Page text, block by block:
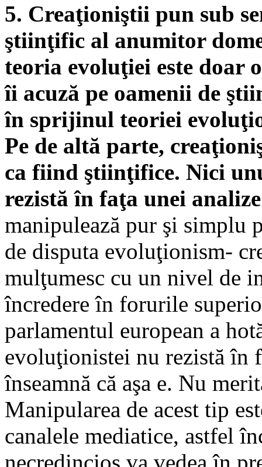
5. Creaţioniştii pun sub
ştiinţific al anumitor
teoria evoluţiei este doar
îi acuză pe oamenii de
în sprijinul teoriei
Pe de altă parte,
ca fiind ştiinţifice. Nici
rezistă în faţa unei
manipulează pur şi simplu
de disputa evoluţionism-
mulţumesc cu un nivel de
încredere în forurile
parlamentul european a
evoluţionistei nu rezistă în
înseamnă că aşa e. Nu
Manipularea de acest tip
canalele mediatice, astfel
necredincios va vedea în